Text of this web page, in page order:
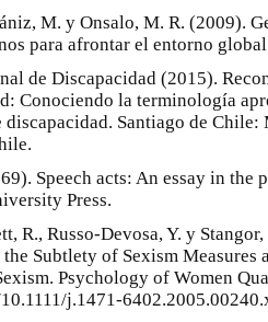
M. y Onsalo, M. R. (2009).
para afrontar el entorno
de Discapacidad (2015).
Conociendo la terminología
discapacidad. Santiago de
Speech acts: An essay in
Press.
R., Russo-Devosa, Y. y
Subtlety of Sexism
Psychology of Women
j.1471-